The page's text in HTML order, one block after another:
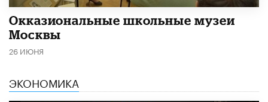
​Окказиональные школьные музеи
Москвы
26 ИЮНЯ
ЭКОНОМИКА